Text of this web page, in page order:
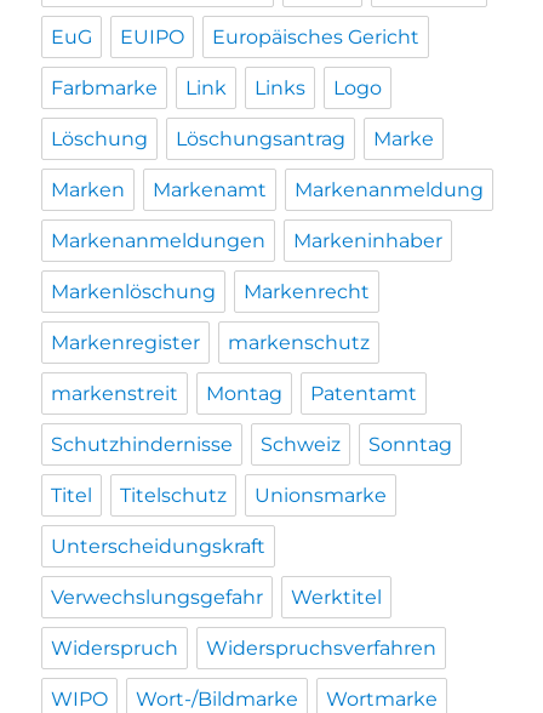
EuG EUIPO Europäisches Gericht
Farbmarke Link Links Logo
Löschung Löschungsantrag Marke
Marken Markenamt Markenanmeldung
Markenanmeldungen Markeninhaber
Markenlöschung Markenrecht
Markenregister markenschutz
markenstreit Montag Patentamt
Schutzhindernisse Schweiz Sonntag
Titel Titelschutz Unionsmarke
Unterscheidungskraft
Verwechslungsgefahr Werktitel
Widerspruch Widerspruchsverfahren
WIPO Wort-/Bildmarke Wortmarke